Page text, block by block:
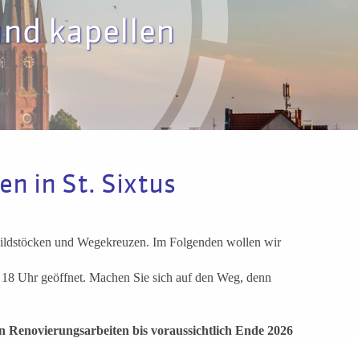
kapellen
in St. Sixtus
und Wegekreuzen. Im Folgenden wollen wir
Uhr geöffnet. Machen Sie sich auf den Weg, denn
Renovierungsarbeiten bis voraussichtlich Ende 2026